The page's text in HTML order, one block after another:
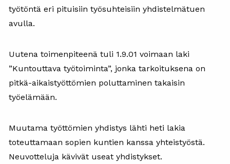
työtöntä eri pituisiin työsuhteisiin yhdistelmätuen
avulla.
Uutena toimenpiteenä tuli 1.9.01 voimaan laki
”Kuntouttava työtoiminta”, jonka tarkoituksena on
pitkä-aikaistyöttömien poluttaminen takaisin
työelämään.
Muutama työttömien yhdistys lähti heti lakia
toteuttamaan sopien kuntien kanssa yhteistyöstä.
Neuvotteluja kävivät useat yhdistykset.